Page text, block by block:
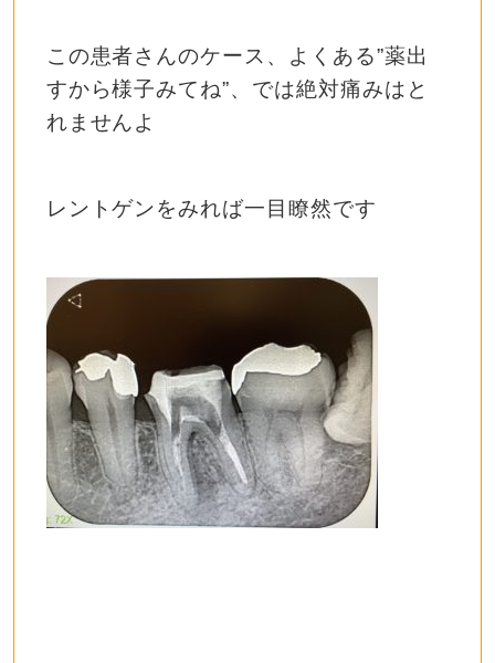
この患者さんのケース、よくある”薬出
すから様子みてね”、では絶対痛みはと
れませんよ
レントゲンをみれば一目瞭然です